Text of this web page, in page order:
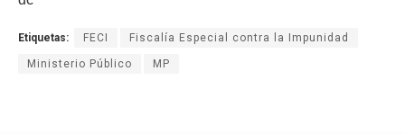
Etiquetas: FECI Fiscalía Especial contra la Impunidad
Ministerio Público MP